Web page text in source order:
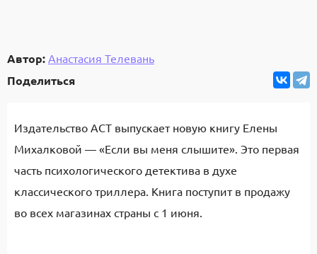
Автор: Анастасия Телевань
Поделиться
Издательство АСТ выпускает новую книгу Елены
Михалковой — «Если вы меня слышите». Это первая
часть психологического детектива в духе
классического триллера. Книга поступит в продажу
во всех магазинах страны с 1 июня.